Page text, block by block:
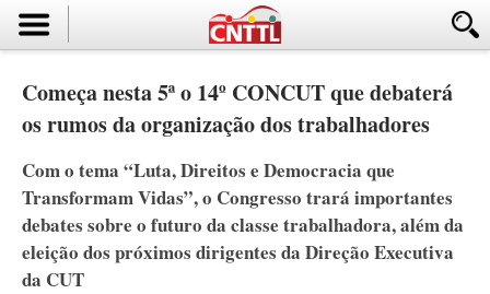
Começa nesta 5ª o 14º CONCUT que debaterá
os rumos da organização dos trabalhadores
Com o tema “Luta, Direitos e Democracia que
Transformam Vidas”, o Congresso trará importantes
debates sobre o futuro da classe trabalhadora, além da
eleição dos próximos dirigentes da Direção Executiva
da CUT